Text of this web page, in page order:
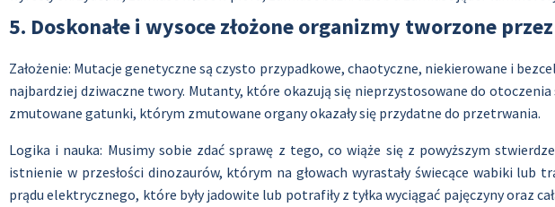
5. Doskonałe i wysoce złożone organizmy tworzone
Założenie: Mutacje genetyczne są czysto przypadkowe, chaotyczne, niekierowane i
najbardziej dziwaczne twory. Mutanty, które okazują się nieprzystosowane do
zmutowane gatunki, którym zmutowane organy okazały się przydatne do przetrwania.
Logika i nauka: Musimy sobie zdać sprawę z tego, co wiąże się z powyższym
istnienie w przesłości dinozaurów, którym na głowach wyrastały świecące wabiki
prądu elektrycznego, które były jadowite lub potrafiły z tyłka wyciągać pajęczyny oraz